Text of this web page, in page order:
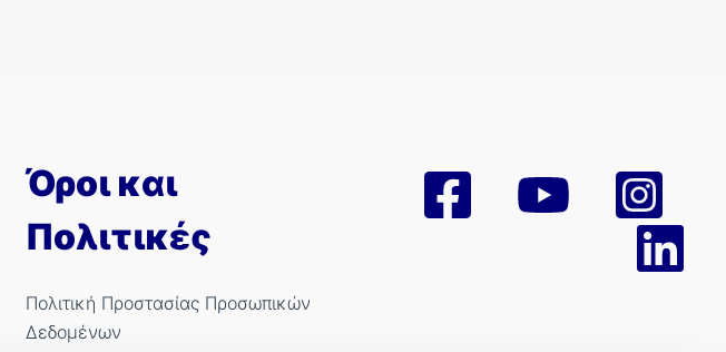
Όροι και
Πολιτικές
Πολιτική Προστασίας Προσωπικών
Δεδομένων